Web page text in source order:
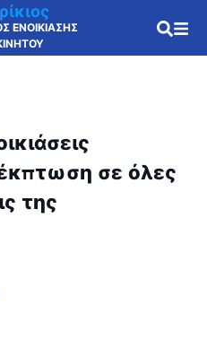
ΕΝΟΙΚΙΑΣΗΣ
σε όλες
της